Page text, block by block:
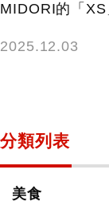
MIDORI的「XS
2025.12.03
分類列表
美食